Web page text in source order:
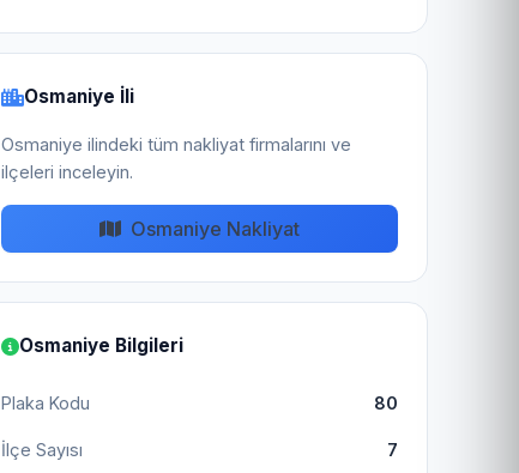
Osmaniye İli
Osmaniye ilindeki tüm nakliyat firmalarını ve
ilçeleri inceleyin.
Osmaniye Nakliyat
Osmaniye Bilgileri
Plaka Kodu 80
İlçe Sayısı 7